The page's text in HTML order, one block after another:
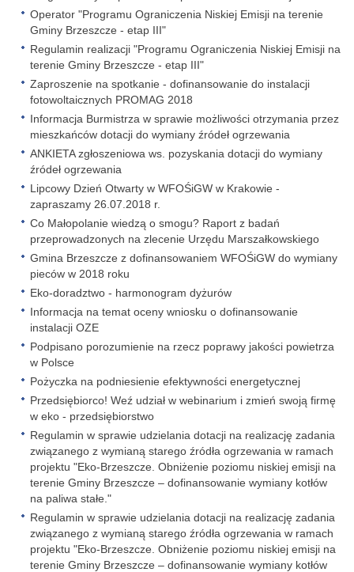
Operator "Programu Ograniczenia Niskiej Emisji na terenie
Gminy Brzeszcze - etap III"
Regulamin realizacji "Programu Ograniczenia Niskiej Emisji na
terenie Gminy Brzeszcze - etap III"
Zaproszenie na spotkanie - dofinansowanie do instalacji
fotowoltaicznych PROMAG 2018
Informacja Burmistrza w sprawie możliwości otrzymania przez
mieszkańców dotacji do wymiany źródeł ogrzewania
ANKIETA zgłoszeniowa ws. pozyskania dotacji do wymiany
źródeł ogrzewania
Lipcowy Dzień Otwarty w WFOŚiGW w Krakowie -
zapraszamy 26.07.2018 r.
Co Małopolanie wiedzą o smogu? Raport z badań
przeprowadzonych na zlecenie Urzędu Marszałkowskiego
Gmina Brzeszcze z dofinansowaniem WFOŚiGW do wymiany
pieców w 2018 roku
Eko-doradztwo - harmonogram dyżurów
Informacja na temat oceny wniosku o dofinansowanie
instalacji OZE
Podpisano porozumienie na rzecz poprawy jakości powietrza
w Polsce
Pożyczka na podniesienie efektywności energetycznej
Przedsiębiorco! Weź udział w webinarium i zmień swoją firmę
w eko - przedsiębiorstwo
Regulamin w sprawie udzielania dotacji na realizację zadania
związanego z wymianą starego źródła ogrzewania w ramach
projektu "Eko-Brzeszcze. Obniżenie poziomu niskiej emisji na
terenie Gminy Brzeszcze – dofinansowanie wymiany kotłów
na paliwa stałe."
Regulamin w sprawie udzielania dotacji na realizację zadania
związanego z wymianą starego źródła ogrzewania w ramach
projektu "Eko-Brzeszcze. Obniżenie poziomu niskiej emisji na
terenie Gminy Brzeszcze – dofinansowanie wymiany kotłów